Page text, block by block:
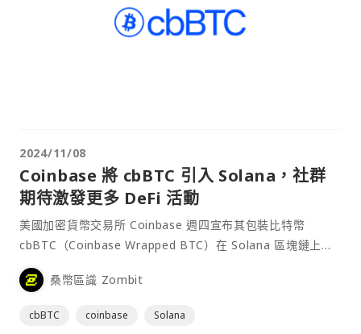
2024/11/08
Coinbase 將 cbBTC 引入 Solana，社群
期待激發更多 DeFi 活動
美國加密貨幣交易所 Coinbase 週四宣布其包裝比特幣
cbBTC（Coinbase Wrapped BTC）在 Solana 區塊鏈上推
出，讓用戶可以在交易所和 Solana 錢包之間轉移這個由比特
幣 1:1 支持的 SPL 代幣。該公司表示，cbBTC 目前可在⋯
桑幣區識 Zombit
cbBTC coinbase Solana